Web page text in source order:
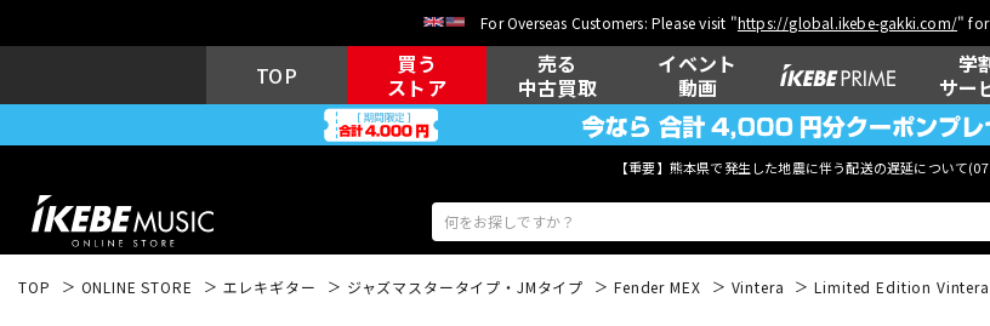
For Overseas Customers: Please visit "https://global.ikebe-gakki.com/"
TOP
買う
ストア
売る
中古買取
イベント
動画
学
サー
【重要】熊本県で発生した地震に伴う配送の遅延について(07月29日
TOP ONLINE STORE エレキギター ジャズマスタータイプ・JMタイプ Fender MEX Vintera Limited Edition